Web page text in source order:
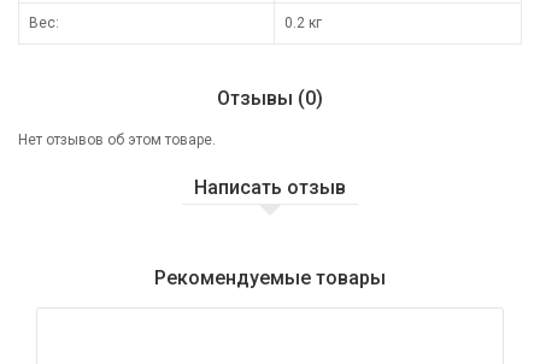
Вес: 0.2 кг
Отзывы (0)
Нет отзывов об этом товаре.
Написать отзыв
Рекомендуемые товары